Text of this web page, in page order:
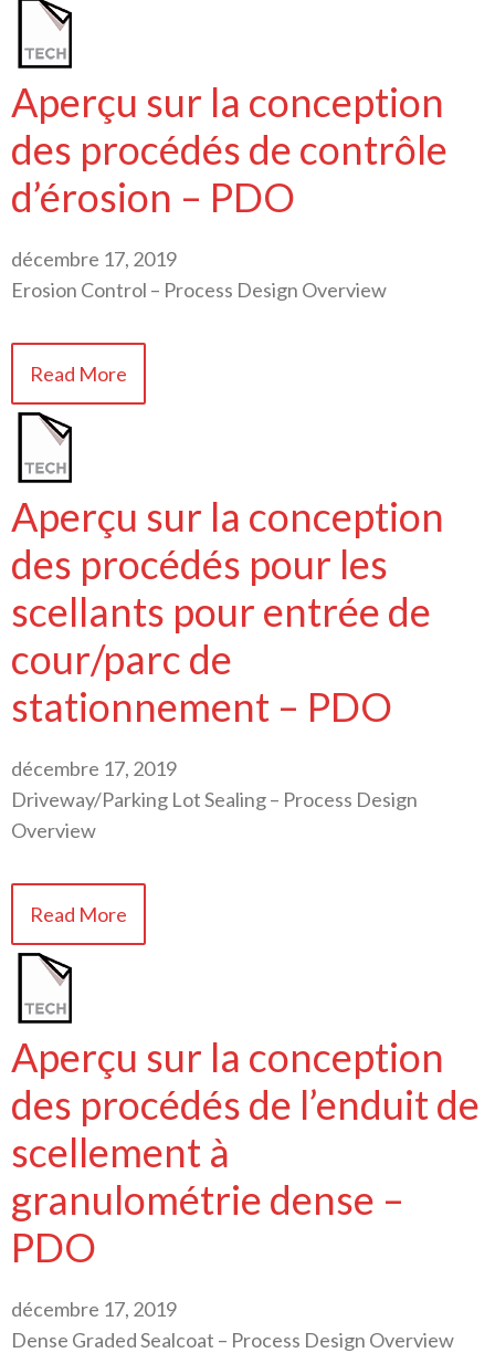
Aperçu sur la conception
des procédés de contrôle
d’érosion – PDO
décembre 17, 2019
Erosion Control – Process Design Overview
Read More
Aperçu sur la conception
des procédés pour les
scellants pour entrée de
cour/parc de
stationnement – PDO
décembre 17, 2019
Driveway/Parking Lot Sealing – Process Design
Overview
Read More
Aperçu sur la conception
des procédés de l’enduit de
scellement à
granulométrie dense –
PDO
décembre 17, 2019
Dense Graded Sealcoat – Process Design Overview